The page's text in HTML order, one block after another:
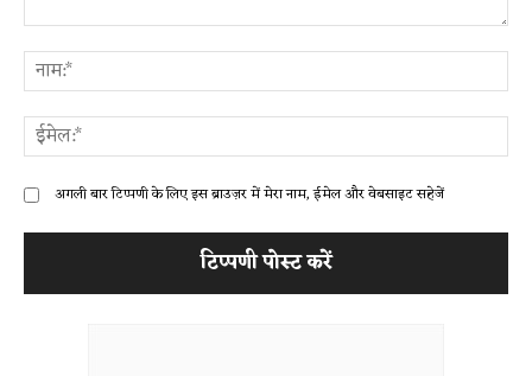
अगली बार टिप्पणी के लिए इस ब्राउज़र में मेरा नाम, ईमेल और वेबसाइट सहेजें